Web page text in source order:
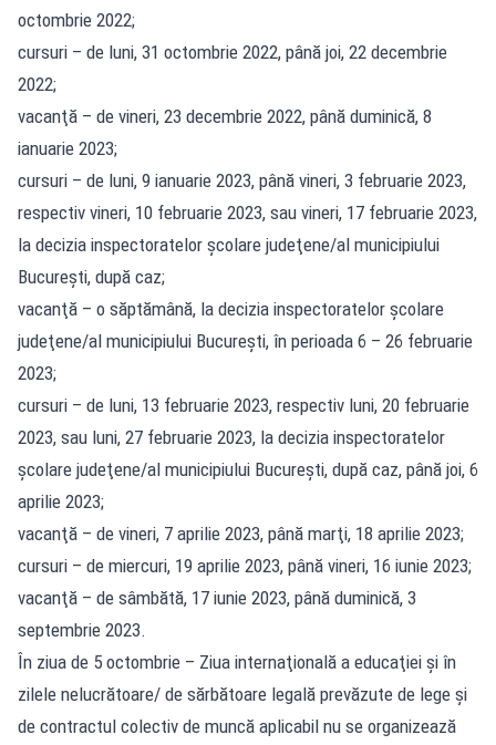
octombrie 2022;
cursuri – de luni, 31 octombrie 2022, până joi, 22 decembrie
2022;
vacanţă – de vineri, 23 decembrie 2022, până duminică, 8
ianuarie 2023;
cursuri – de luni, 9 ianuarie 2023, până vineri, 3 februarie 2023,
respectiv vineri, 10 februarie 2023, sau vineri, 17 februarie 2023,
la decizia inspectoratelor şcolare judeţene/al municipiului
Bucureşti, după caz;
vacanţă – o săptămână, la decizia inspectoratelor şcolare
judeţene/al municipiului Bucureşti, în perioada 6 – 26 februarie
2023;
cursuri – de luni, 13 februarie 2023, respectiv luni, 20 februarie
2023, sau luni, 27 februarie 2023, la decizia inspectoratelor
şcolare judeţene/al municipiului Bucureşti, după caz, până joi, 6
aprilie 2023;
vacanţă – de vineri, 7 aprilie 2023, până marţi, 18 aprilie 2023;
cursuri – de miercuri, 19 aprilie 2023, până vineri, 16 iunie 2023;
vacanţă – de sâmbătă, 17 iunie 2023, până duminică, 3
septembrie 2023.
În ziua de 5 octombrie – Ziua internaţională a educaţiei şi în
zilele nelucrătoare/ de sărbătoare legală prevăzute de lege şi
de contractul colectiv de muncă aplicabil nu se organizează